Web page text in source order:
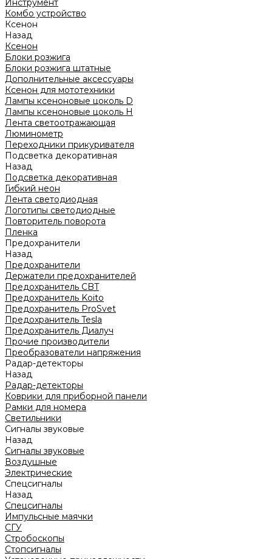
Инструмент
Комбо устройство
Ксенон
Назад
Ксенон
Блоки розжига
Блоки розжига штатные
Дополнительные аксессуары
Ксенон для мототехники
Лампы ксеноновые цоколь D
Лампы ксеноновые цоколь H
Лента светоотражающая
Люминометр
Переходники прикуривателя
Подсветка декоративная
Назад
Подсветка декоративная
Гибкий неон
Лента светодиодная
Логотипы светодиодные
Повторитель поворота
Пленка
Предохранители
Назад
Предохранители
Держатели предохранителей
Предохранитель CBT
Предохранитель Koito
Предохранитель ProSvet
Предохранитель Tesla
Предохранитель Диалуч
Прочие производители
Преобразователи напряжения
Радар-детекторы
Назад
Радар-детекторы
Коврики для приборной панели
Рамки для номера
Светильники
Сигналы звуковые
Назад
Сигналы звуковые
Воздушные
Электрические
Спецсигналы
Назад
Спецсигналы
Импульсные маячки
СГУ
Стробоскопы
Стопсигналы